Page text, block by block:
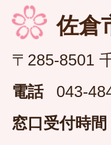
佐倉
〒285-8501
電話
043-
窓口受付時間